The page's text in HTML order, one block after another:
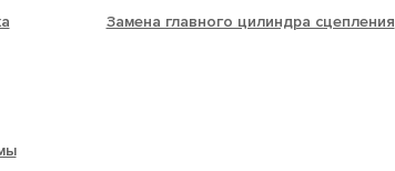
Замена главного цилиндра сцепления